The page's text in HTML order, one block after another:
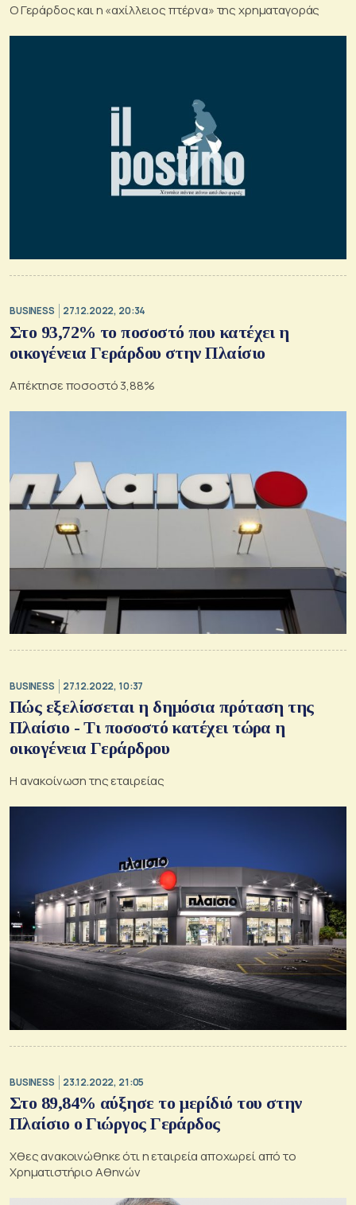
Ο Γεράρδος και η «αχίλλειος πτέρνα» της χρηματαγοράς
BUSINESS 27.12.2022, 20:34
Στο 93,72% το ποσοστό που κατέχει η
οικογένεια Γεράρδου στην Πλαίσιο
Απέκτησε ποσοστό 3,88%
BUSINESS 27.12.2022, 10:37
Πώς εξελίσσεται η δημόσια πρόταση της
Πλαίσιο - Τι ποσοστό κατέχει τώρα η
οικογένεια Γεράρδρου
Η ανακοίνωση της εταιρείας
BUSINESS 23.12.2022, 21:05
Στο 89,84% αύξησε το μερίδιό του στην
Πλαίσιο ο Γιώργος Γεράρδος
Xθες ανακοινώθηκε ότι η εταιρεία αποχωρεί από το
Χρηματιστήριο Αθηνών